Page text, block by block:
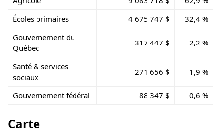
Écoles primaires
4 675 747 $
32,4 %
Gouvernement du
Québec
317 447 $ 2,2 %
Santé & services
sociaux
271 656 $ 1,9 %
Gouvernement fédéral 88 347 $ 0,6 %
Carte